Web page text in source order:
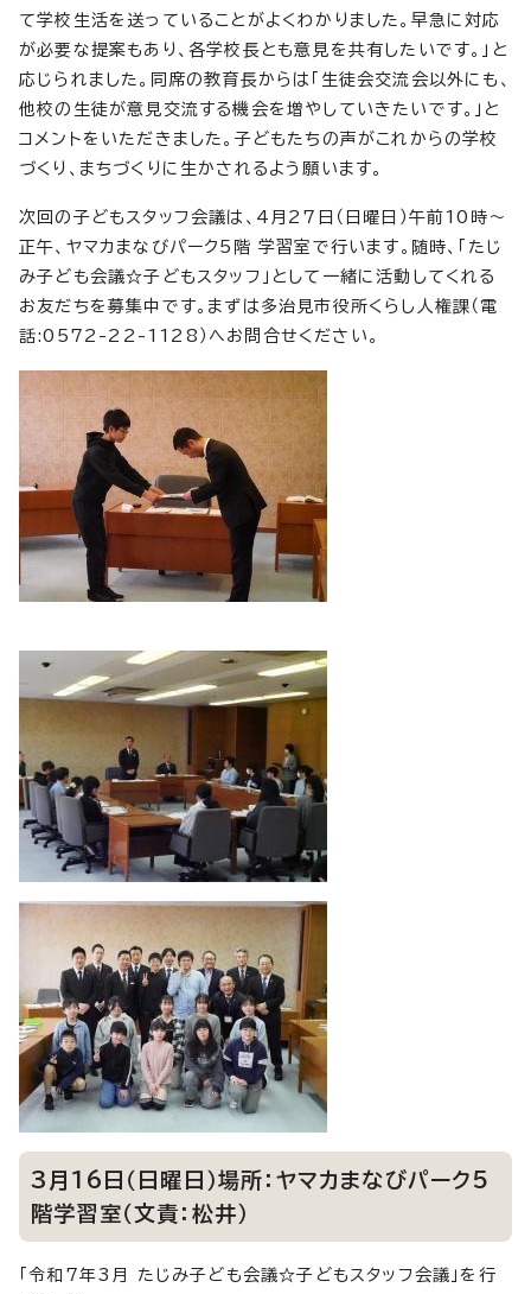
て学校生活を送っていることがよくわかりました。早急に対応
が必要な提案もあり、各学校長とも意見を共有したいです。」と
応じられました。同席の教育長からは「生徒会交流会以外にも、
他校の生徒が意見交流する機会を増やしていきたいです。」と
コメントをいただきました。子どもたちの声がこれからの学校
づくり、まちづくりに生かされるよう願います。
次回の子どもスタッフ会議は、4月27日（日曜日）午前10時～
正午、ヤマカまなびパーク5階 学習室で行います。随時、「たじ
み子ども会議☆子どもスタッフ」として一緒に活動してくれる
お友だちを募集中です。まずは多治見市役所くらし人権課（電
話:0572-22-1128）へお問合せください。
3月16日（日曜日）場所：ヤマカまなびパーク5
階学習室（文責：松井）
「令和7年3月 たじみ子ども会議☆子どもスタッフ会議」を行